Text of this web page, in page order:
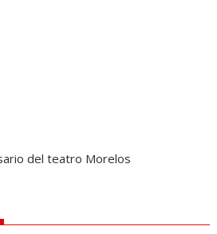
del teatro Morelos